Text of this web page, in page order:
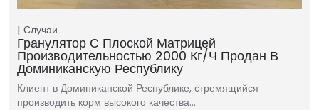
Случаи
Гранулятор С Плоской Матрицей
Производительностью 2000 Кг/ч Продан В
Доминиканскую Республику
Клиент в Доминиканской Республике, стремящийся
производить корм высокого качества…